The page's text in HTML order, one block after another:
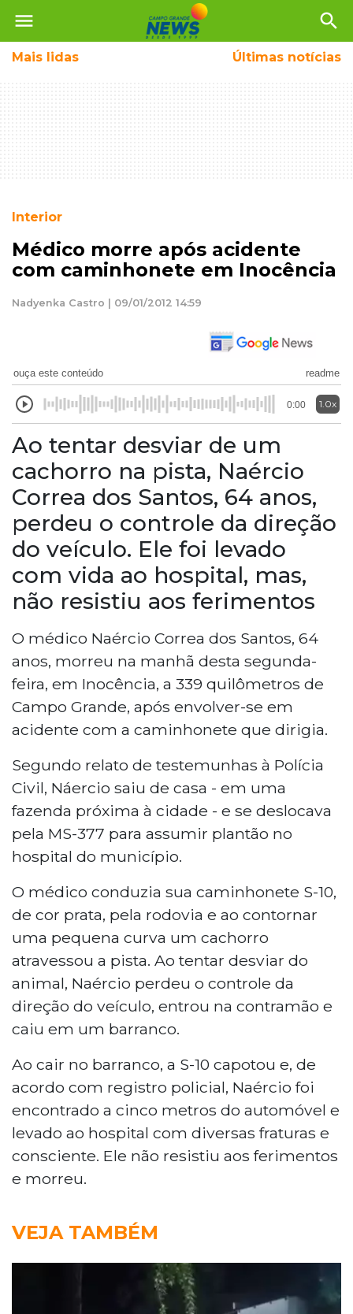
menu search
Mais lidas Últimas notícias
Interior
Médico morre após acidente
com caminhonete em Inocência
Nadyenka Castro | 09/01/2012 14:59
ouça este conteúdo readme
0:00 1.0x
Ao tentar desviar de um
cachorro na pista, Naércio
Correa dos Santos, 64 anos,
perdeu o controle da direção
do veículo. Ele foi levado
com vida ao hospital, mas,
não resistiu aos ferimentos
O médico Naércio Correa dos Santos, 64
anos, morreu na manhã desta segunda-
feira, em Inocência, a 339 quilômetros de
Campo Grande, após envolver-se em
acidente com a caminhonete que dirigia.
Segundo relato de testemunhas à Polícia
Civil, Náercio saiu de casa - em uma
fazenda próxima à cidade - e se deslocava
pela MS-377 para assumir plantão no
hospital do município.
O médico conduzia sua caminhonete S-10,
de cor prata, pela rodovia e ao contornar
uma pequena curva um cachorro
atravessou a pista. Ao tentar desviar do
animal, Naércio perdeu o controle da
direção do veículo, entrou na contramão e
caiu em um barranco.
Ao cair no barranco, a S-10 capotou e, de
acordo com registro policial, Naércio foi
encontrado a cinco metros do automóvel e
levado ao hospital com diversas fraturas e
consciente. Ele não resistiu aos ferimentos
e morreu.
VEJA TAMBÉM